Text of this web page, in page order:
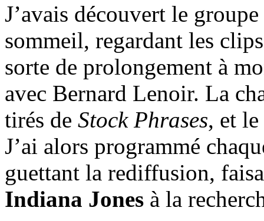
J’avais découvert le
sommeil, regardant les
sorte de prolongement à
avec Bernard Lenoir. La
tirés de Stock Phrases, et
J’ai alors programmé
guettant la rediffusion,
Indiana Jones à la